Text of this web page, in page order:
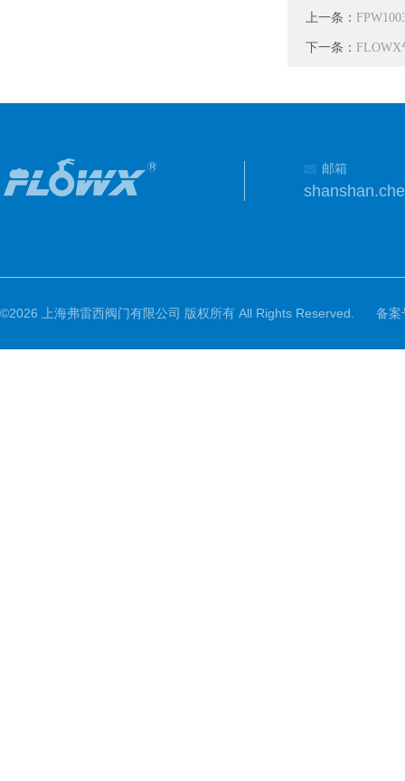
上一条：
下一条： FLOWX
邮箱
©2026 上海弗雷西阀门有限公司 版权所有 All Rights Reserved. 备案